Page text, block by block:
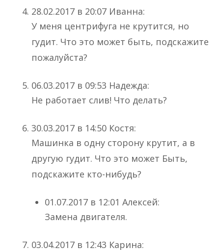
28.02.2017 в 20:07 Иванна:
У меня центрифуга не крутится, но
гудит. Что это может быть, подскажите
пожалуйста?
06.03.2017 в 09:53 Надежда:
Не работает слив! Что делать?
30.03.2017 в 14:50 Костя:
Машинка в одну сторону крутит, а в
другую гудит. Что это может Быть,
подскажите кто-нибудь?
01.07.2017 в 12:01 Алексей:
Замена двигателя.
03.04.2017 в 12:43 Карина: